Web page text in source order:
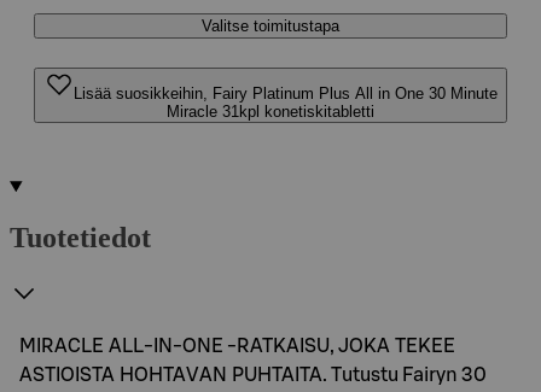
Valitse toimitustapa
Lisää suosikkeihin, Fairy Platinum Plus All in One 30 Minute
Miracle 31kpl konetiskitabletti
Tuotetiedot
MIRACLE ALL-IN-ONE -RATKAISU, JOKA TEKEE
ASTIOISTA HOHTAVAN PUHTAITA. Tutustu Fairyn 30